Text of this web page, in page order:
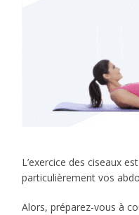
L’exercice des ciseaux
particulièrement vos
Alors, préparez-vous à